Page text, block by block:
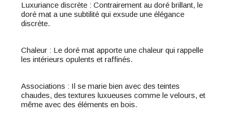
Luxuriance discrète : Contrairement au doré brillant, le
doré mat a une subtilité qui exsude une élégance
discrète.
Chaleur : Le doré mat apporte une chaleur qui rappelle
les intérieurs opulents et raffinés.
Associations : Il se marie bien avec des teintes
chaudes, des textures luxueuses comme le velours, et
même avec des éléments en bois.